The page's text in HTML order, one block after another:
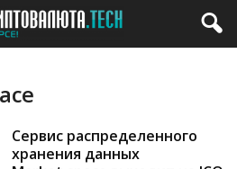
Сервис распределенного
хранения данных